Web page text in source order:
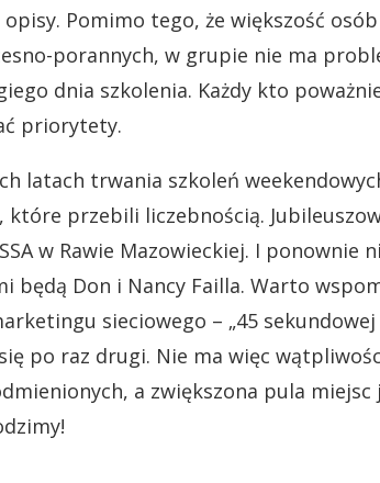
Pomimo tego, że większość
porannych, w grupie nie ma
dnia szkolenia. Każdy kto
priorytety.
latach trwania szkoleń
które przebili liczebnością.
w Rawie Mazowieckiej. I ponownie
będą Don i Nancy Failla. Warto
sieciowego – „45
po raz drugi. Nie ma więc
a zwiększona pula